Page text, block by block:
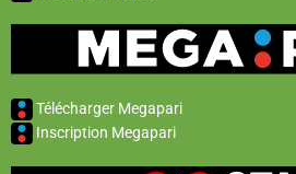
Télécharger Megapari
Inscription Megapari